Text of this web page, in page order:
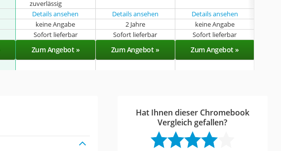
zuverlässig
Details ansehen Details ansehen
Details ansehen
keine Angabe 2 Jahre
keine Angabe
Sofort lieferbar Sofort lieferbar Sofort lieferbar
Zum Angebot » Zum Angebot » Zum Angebot »
Hat Ihnen dieser Chromebook
Vergleich gefallen?